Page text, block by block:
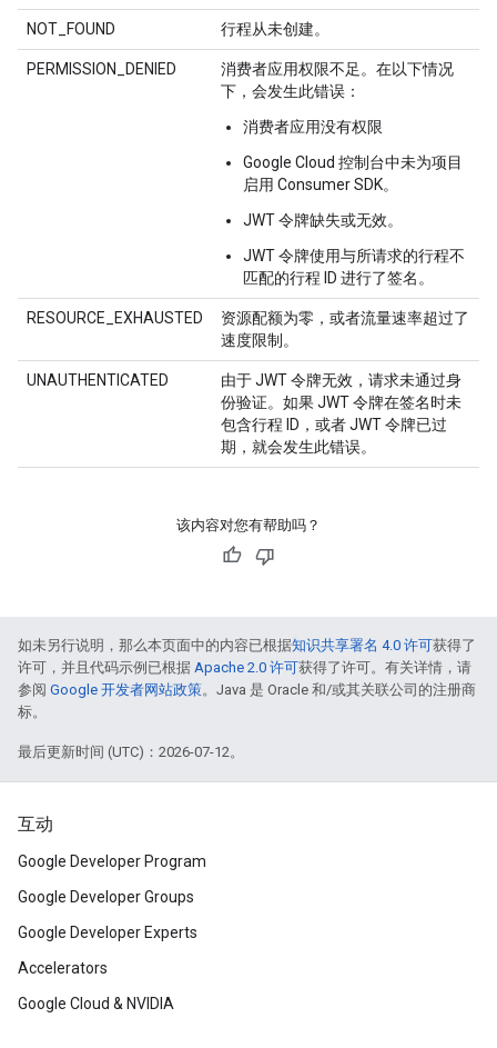
NOT_FOUND 行程从未创建。
PERMISSION_DENIED
消费者应用权限不足。在以下情况
下，会发生此错误：
消费者应用没有权限
Google Cloud 控制台中未为项目
启用 Consumer SDK。
JWT 令牌缺失或无效。
JWT 令牌使用与所请求的行程不
匹配的行程 ID 进行了签名。
RESOURCE_EXHAUSTED
资源配额为零，或者流量速率超过了
速度限制。
UNAUTHENTICATED
由于 JWT 令牌无效，请求未通过身
份验证。如果 JWT 令牌在签名时未
包含行程 ID，或者 JWT 令牌已过
期，就会发生此错误。
该内容对您有帮助吗？
如未另行说明，那么本页面中的内容已根据知识共享署名 4.0 许可获得了
许可，并且代码示例已根据 Apache 2.0 许可获得了许可。有关详情，请
参阅 Google 开发者网站政策。Java 是 Oracle 和/或其关联公司的注册商
标。
最后更新时间 (UTC)：2026-07-12。
互动
Google Developer Program
Google Developer Groups
Google Developer Experts
Accelerators
Google Cloud & NVIDIA